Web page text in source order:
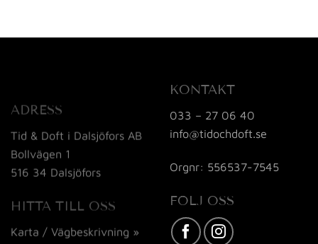
ADRESS
Tid & Doft i Dalsjöfors AB
Bollvägen 1
516 34 Dalsjöfors
HITTA TILL OSS
Karta / Vägbeskrivning »
KONTAKT
033 – 27 06 40
info@tidochdoft.se
Orgnr: 556537-7545
FÖLJ OSS